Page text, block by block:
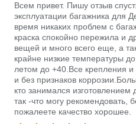
Всем привет. Пишу отзыв
эксплуатации багажника для
время никаких проблем с
краска спокойно пережила и
вещей и много всего еще, а
крайне низкие температуры
летом до +40.Все крепления
и без признаков
кто занимался изготовлением
так -что могу рекомендовать,
пожалеете качество хорошее.